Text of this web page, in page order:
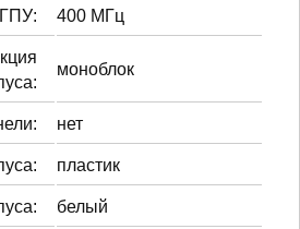
400 МГц
моноблок
нет
пластик
белый